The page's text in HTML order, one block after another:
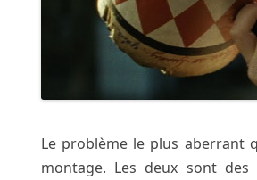
Le problème le plus aberrant
montage. Les deux sont